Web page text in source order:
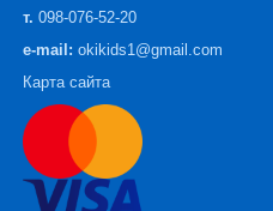
т. 098-076-52-20
e-mail: okikids1@gmail.com
Карта сайта